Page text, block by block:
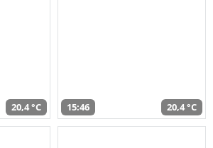
20,4 °C 15:46 20,4 °C